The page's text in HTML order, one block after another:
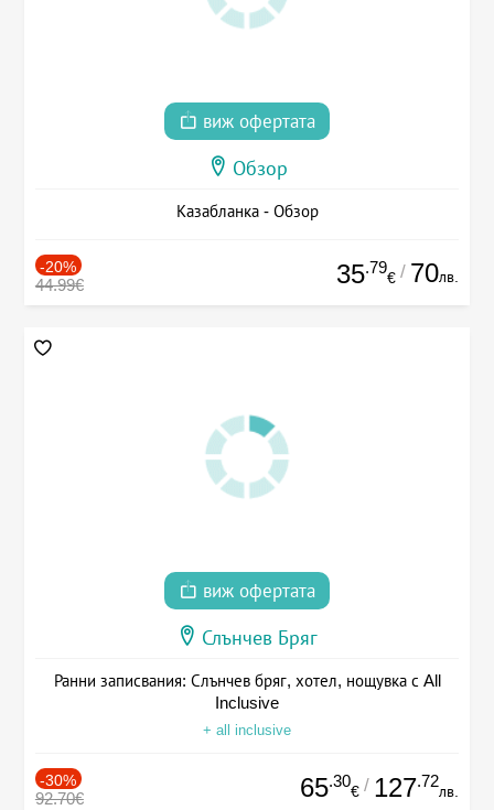
виж офертата
Обзор
Казабланка - Обзор
-20%
44.99€ 35.79
€ / 70лв.
виж офертата
Слънчев Бряг
Ранни записвания: Слънчев бряг, хотел, нощувка с All
Inclusive
+ all inclusive
-30%
92.70€ 65.30
€ / 127.72
лв.